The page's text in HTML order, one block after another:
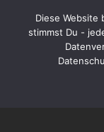
springen
Diese Website
stimmst Du -